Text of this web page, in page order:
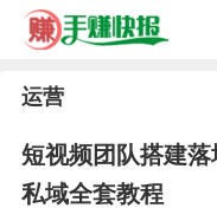
运营
短视频团队搭建
私域全套教程